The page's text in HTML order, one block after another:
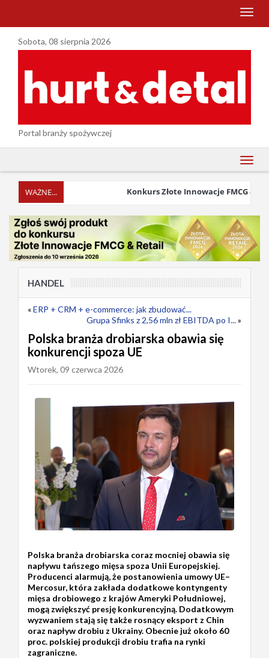
menu
Sobota, 08 sierpnia 2026
Portal branży spożywczej
menu
Konkurs Złote Innowacje FMCG &
HANDEL
«ERP + CRM + e-commerce: jak zbudować...
Grupa Sfinks z 2,56 mln zł EBITDA po I...»
Polska branża drobiarska obawia się
konkurencji spoza UE
Wtorek, 09 czerwca 2026
Polska branża drobiarska coraz mocniej obawia się
napływu tańszego mięsa spoza Unii Europejskiej.
Producenci alarmują, że postanowienia umowy UE–
Mercosur, która zakłada dodatkowe kontyngenty
mięsa drobiowego z krajów Ameryki Południowej,
mogą zwiększyć presję konkurencyjną. Dodatkowym
wyzwaniem stają się także rosnący eksport z Chin
oraz napływ drobiu z Ukrainy. Obecnie już około 60
proc. polskiej produkcji drobiu trafia na rynki
zagraniczne.